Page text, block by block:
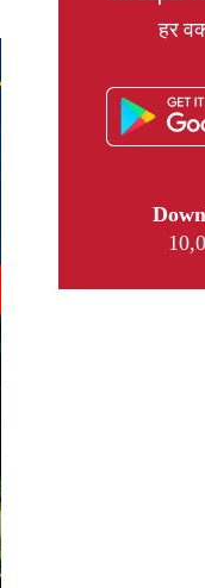
हर